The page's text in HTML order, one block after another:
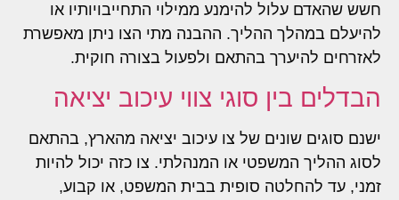
חשש שהאדם עלול להימנע ממילוי התחייבויותיו או
להיעלם במהלך ההליך. ההבנה מתי הצו ניתן מאפשרת
לאזרחים להיערך בהתאם ולפעול בצורה חוקית.
הבדלים בין סוגי צווי עיכוב יציאה
ישנם סוגים שונים של צו עיכוב יציאה מהארץ, בהתאם
לסוג ההליך המשפטי או המנהלתי. צו כזה יכול להיות
זמני, עד להחלטה סופית בבית המשפט, או קבוע,